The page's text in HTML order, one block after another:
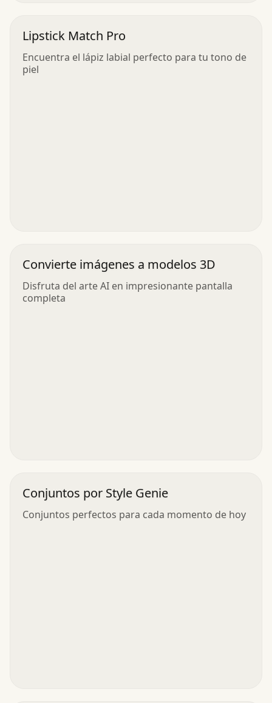
Lipstick Match Pro
Encuentra el lápiz labial perfecto para tu tono de
piel
Convierte imágenes a modelos 3D
Disfruta del arte AI en impresionante pantalla
completa
Conjuntos por Style Genie
Conjuntos perfectos para cada momento de hoy